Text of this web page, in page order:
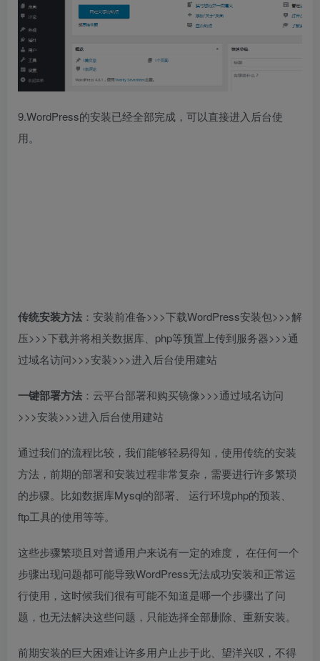
9.WordPress的安装已经全部完成，可以直接进入后台使
用。
传统安装方法 ：安装前准备>>>下载WordPress安装包>>>解
压>>>下载并将相关数据库、php等预置上传到服务器>>>通
过域名访问>>>安装>>>进入后台使用建站
一键部署方法 ：云平台部署和购买镜像>>>通过域名访问
>>>安装>>>进入后台使用建站
通过我们的流程比较，我们能够轻易得知，使用传统的安装
方法，前期的部署和安装过程非常复杂，需要进行许多繁琐
的步骤。比如数据库Mysql的部署、 运行环境php的预装、
ftp工具的使用等等。
这些步骤繁琐且对普通用户来说有一定的难度， 在任何一个
步骤出现问题都可能导致WordPress无法成功安装和正常运
行使用，这时候我们很有可能不知道是哪一个步骤出了问
题，也无法解决这些问题，只能选择全部删除、重新安装。
前期安装的巨大困难让许多用户止步于此、望洋兴叹，不得